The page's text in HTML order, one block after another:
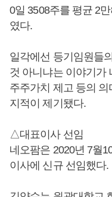
0일 3508주를 평균 2
였다.
일각에선 등기임원들
것 아니냐는 이야기가
주주가치 제고 등의
지적이 제기됐다.
△대표이사 선임
네오팜은 2020년 7월
이사에 신규 선임했다.